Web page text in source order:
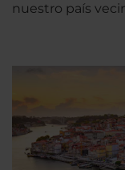
nuestro país